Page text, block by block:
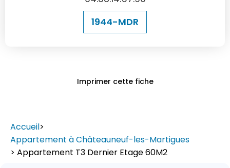
1944-MDR
Imprimer cette fiche
Accueil>
Appartement à Châteauneuf-les-Martigues
> Appartement T3 Dernier Etage 60M2